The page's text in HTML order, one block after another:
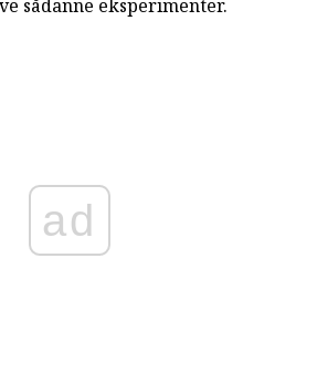
sådanne eksperimenter.
ad